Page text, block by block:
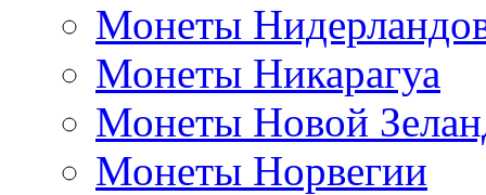
Монеты
Монеты Никарагуа
Монеты Новой
Монеты Норвегии